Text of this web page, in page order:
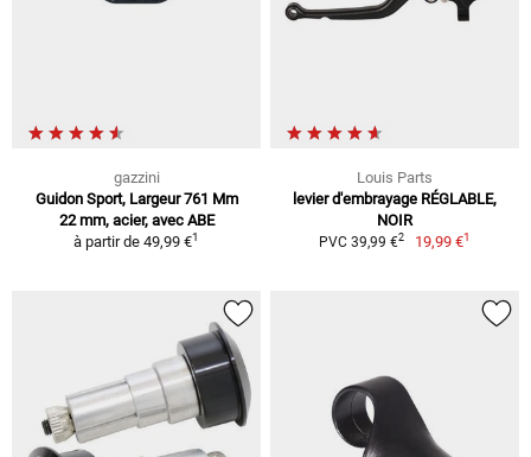
gazzini
Guidon Sport, Largeur 761 Mm
22 mm, acier, avec ABE
à partir de 49,99 €1
Louis Parts
levier d'embrayage RÉGLABLE,
NOIR
PVC 39,99 €2 19,99 €1